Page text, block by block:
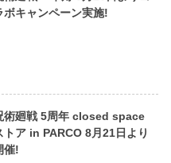
ボキャンペーン実施!
術廻戦 5周年 closed space
トア in PARCO 8月21日より
催!